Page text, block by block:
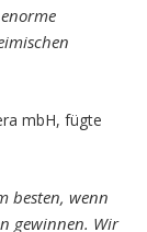
mbH, fügte
besten, wenn
gewinnen. Wir